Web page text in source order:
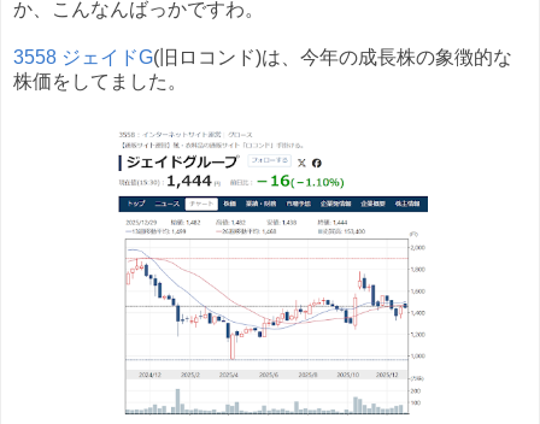
か、こんなんばっかですわ。
3558 ジェイドG(旧ロコンド)は、今年の成長株の象徴的な
株価をしてました。